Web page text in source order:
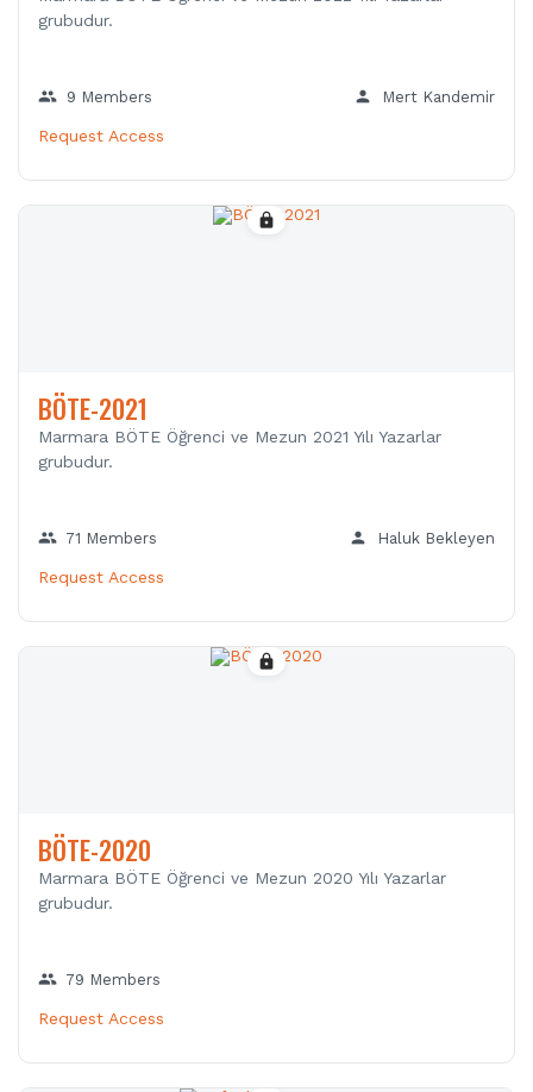
grubudur.
group 9 Members person Mert Kandemir
Request Access
lock
BÖTE-2021
Marmara BÖTE Öğrenci ve Mezun 2021 Yılı Yazarlar
grubudur.
group 71 Members person Haluk Bekleyen
Request Access
lock
BÖTE-2020
Marmara BÖTE Öğrenci ve Mezun 2020 Yılı Yazarlar
grubudur.
group 79 Members
Request Access